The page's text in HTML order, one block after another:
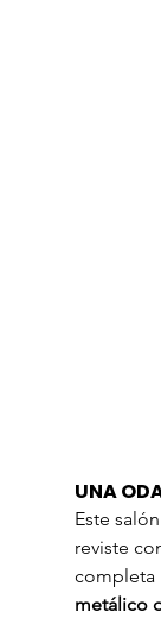
UNA
Este
reviste
completa
metálico